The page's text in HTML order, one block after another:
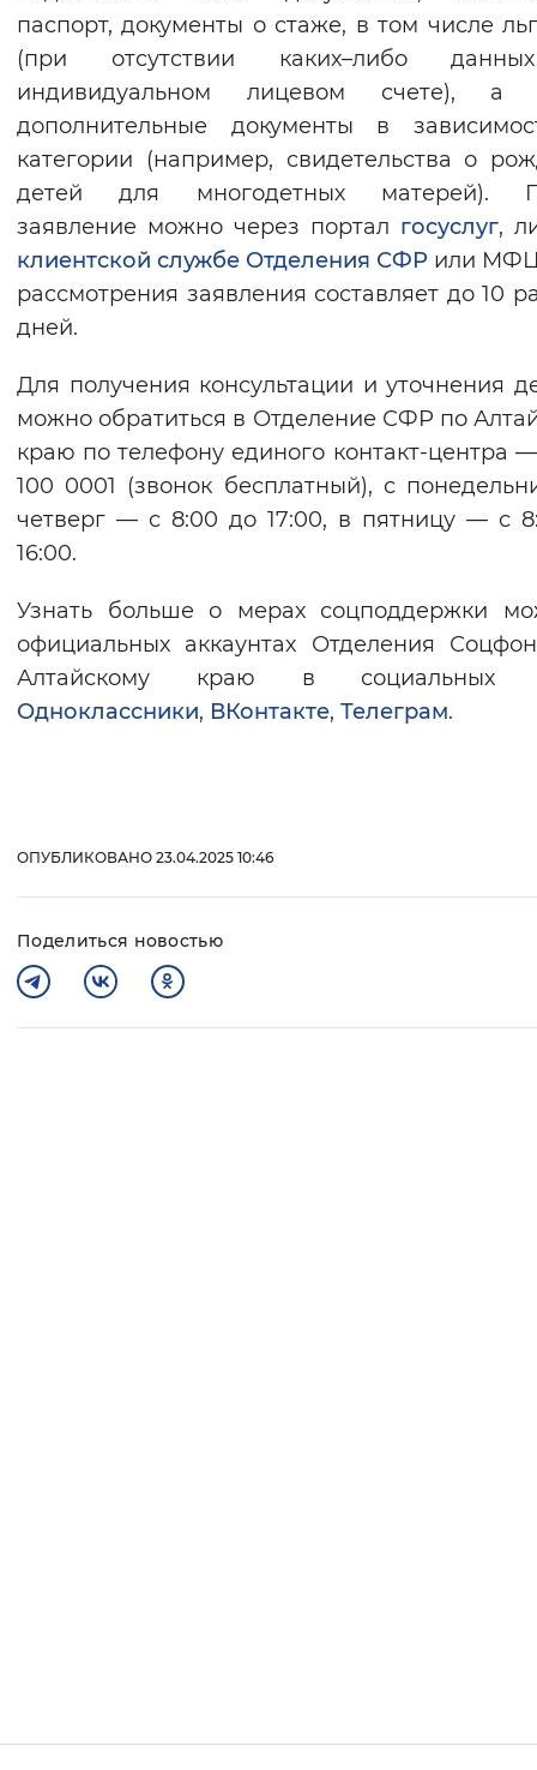
паспорт, документы о стаже, в том числе
(при отсутствии каких–либо
индивидуальном лицевом счете), а
дополнительные документы в
категории (например, свидетельства о
детей для многодетных матерей).
заявление можно через портал госуслуг,
клиентской службе Отделения СФР или
рассмотрения заявления составляет до 10
дней.
Для получения консультации и уточнения
можно обратиться в Отделение СФР по
краю по телефону единого контакт-центра
100 0001 (звонок бесплатный), с
четверг — с 8:00 до 17:00, в пятницу — с
16:00.
Узнать больше о мерах соцподдержки
официальных аккаунтах Отделения
Алтайскому краю в социальных
Одноклассники, ВКонтакте, Телеграм.
ОПУБЛИКОВАНО 23.04.2025 10:46
Поделиться новостью